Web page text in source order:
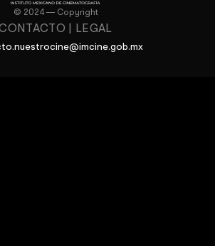
© 2024 — Copyright
LEGAL